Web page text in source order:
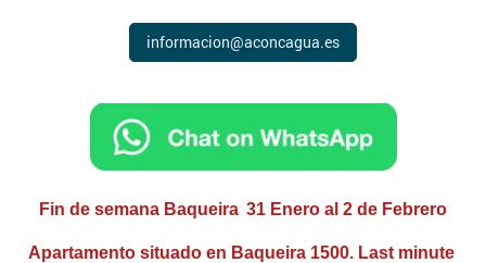
informacion@aconcagua.es
Fin de semana Baqueira 31 Enero al 2 de Febrero
Apartamento situado en Baqueira 1500. Last minute